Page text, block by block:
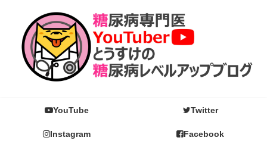
YouTube Twitter
Instagram Facebook